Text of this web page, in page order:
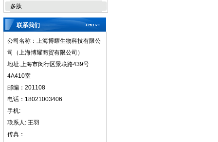
多肽
联系我们
公司名称：上海博耀生物科技有限公
司（上海博耀商贸有限公司）
地址:上海市闵行区景联路439号
4A410室
邮编：201108
电话：18021003406
手机:
联系人: 王羽
传真：